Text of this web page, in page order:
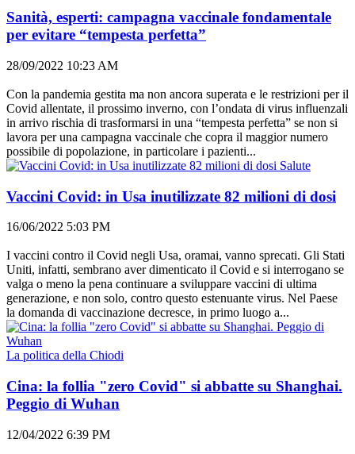
Sanità, esperti: campagna vaccinale fondamentale
per evitare “tempesta perfetta”
28/09/2022 10:23 AM
Con la pandemia gestita ma non ancora superata e le restrizioni per il
Covid allentate, il prossimo inverno, con l’ondata di virus influenzali
in arrivo rischia di trasformarsi in una “tempesta perfetta” se non si
lavora per una campagna vaccinale che copra il maggior numero
possibile di popolazione, in particolare i pazienti...
Salute
Vaccini Covid: in Usa inutilizzate 82 milioni di dosi
16/06/2022 5:03 PM
I vaccini contro il Covid negli Usa, oramai, vanno sprecati. Gli Stati
Uniti, infatti, sembrano aver dimenticato il Covid e si interrogano se
valga o meno la pena continuare a sviluppare vaccini di ultima
generazione, e non solo, contro questo estenuante virus. Nel Paese
la domanda di vaccinazione decresce, in primo luogo a...
La politica della Chiodi
Cina: la follia "zero Covid" si abbatte su Shanghai.
Peggio di Wuhan
12/04/2022 6:39 PM